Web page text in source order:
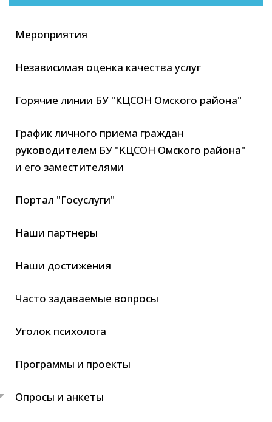
Мероприятия
Независимая оценка качества услуг
Горячие линии БУ "КЦСОН Омского района"
График личного приема граждан
руководителем БУ "КЦСОН Омского района"
и его заместителями
Портал "Госуслуги"
Наши партнеры
Наши достижения
Часто задаваемые вопросы
Уголок психолога
Программы и проекты
Опросы и анкеты